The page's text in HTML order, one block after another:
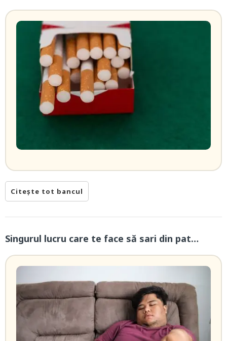
Citește tot bancul
Singurul lucru care te face să sari din pat…